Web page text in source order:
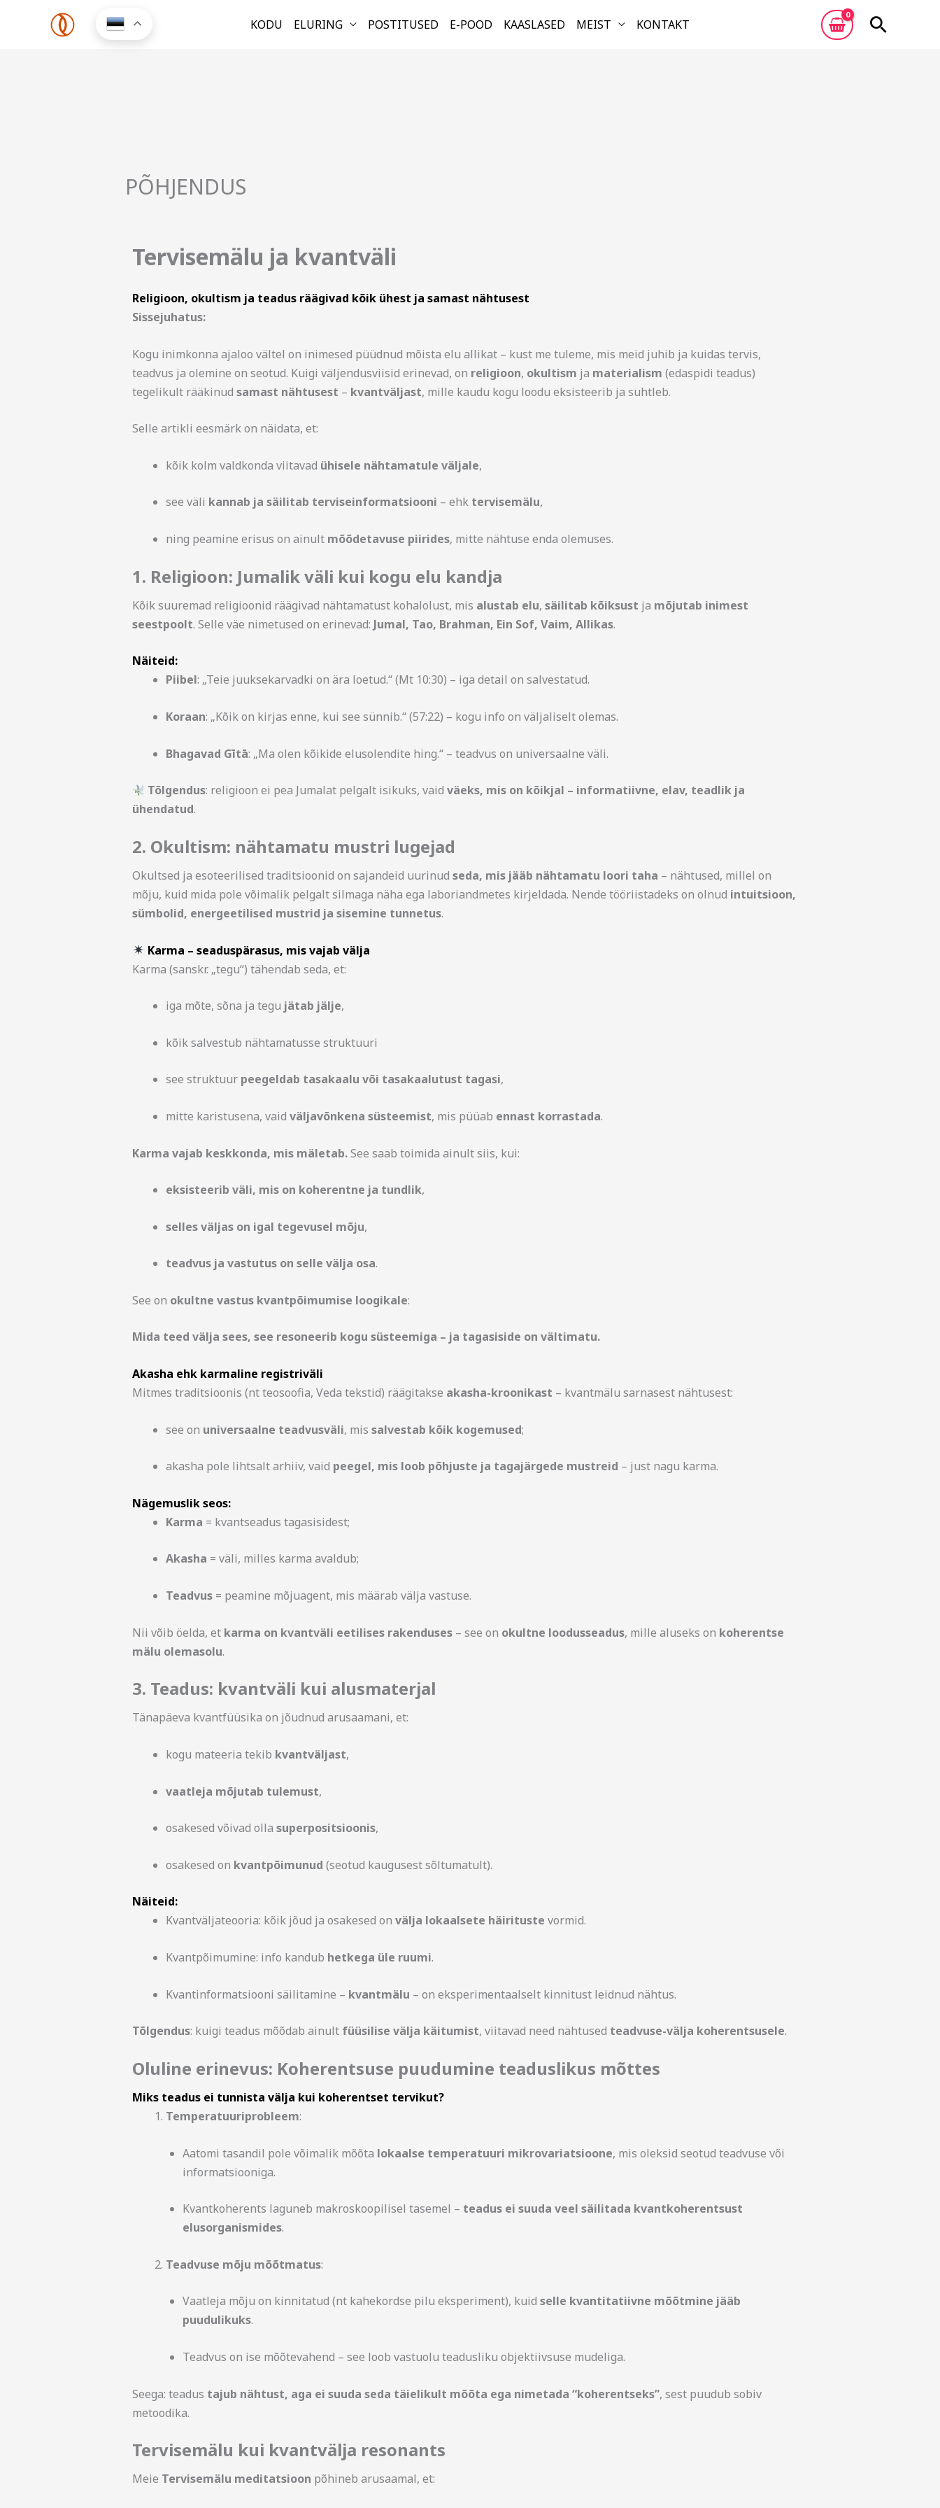
KODU ELURING POSTITUSED E-POOD KAASLASED MEIST KONTAKT Otsi
PÕHJENDUS
Tervisemälu ja kvantväli
Religioon, okultism ja teadus räägivad kõik ühest ja samast nähtusest
Sissejuhatus:
Kogu inimkonna ajaloo vältel on inimesed püüdnud mõista elu allikat – kust me tuleme, mis meid juhib ja kuidas tervis,
teadvus ja olemine on seotud. Kuigi väljendusviisid erinevad, on religioon, okultism ja materialism (edaspidi teadus)
tegelikult rääkinud samast nähtusest – kvantväljast, mille kaudu kogu loodu eksisteerib ja suhtleb.
Selle artikli eesmärk on näidata, et:
kõik kolm valdkonda viitavad ühisele nähtamatule väljale,
see väli kannab ja säilitab terviseinformatsiooni – ehk tervisemälu,
ning peamine erisus on ainult mõõdetavuse piirides, mitte nähtuse enda olemuses.
1. Religioon: Jumalik väli kui kogu elu kandja
Kõik suuremad religioonid räägivad nähtamatust kohalolust, mis alustab elu, säilitab kõiksust ja mõjutab inimest
seestpoolt. Selle väe nimetused on erinevad: Jumal, Tao, Brahman, Ein Sof, Vaim, Allikas.
Näiteid:
Piibel: „Teie juuksekarvadki on ära loetud.“ (Mt 10:30) – iga detail on salvestatud.
Koraan: „Kõik on kirjas enne, kui see sünnib.“ (57:22) – kogu info on väljaliselt olemas.
Bhagavad Gītā: „Ma olen kõikide elusolendite hing.“ – teadvus on universaalne väli.
Tõlgendus: religioon ei pea Jumalat pelgalt isikuks, vaid väeks, mis on kõikjal – informatiivne, elav, teadlik ja
ühendatud.
2. Okultism: nähtamatu mustri lugejad
Okultsed ja esoteerilised traditsioonid on sajandeid uurinud seda, mis jääb nähtamatu loori taha – nähtused, millel on
mõju, kuid mida pole võimalik pelgalt silmaga näha ega laboriandmetes kirjeldada. Nende tööriistadeks on olnud intuitsioon,
sümbolid, energeetilised mustrid ja sisemine tunnetus.
Karma – seaduspärasus, mis vajab välja
Karma (sanskr. „tegu“) tähendab seda, et:
iga mõte, sõna ja tegu jätab jälje,
kõik salvestub nähtamatusse struktuuri
see struktuur peegeldab tasakaalu või tasakaalutust tagasi,
mitte karistusena, vaid väljavõnkena süsteemist, mis püüab ennast korrastada.
Karma vajab keskkonda, mis mäletab.See saab toimida ainult siis, kui:
eksisteerib väli, mis on koherentne ja tundlik,
selles väljas on igal tegevusel mõju,
teadvus ja vastutus on selle välja osa.
See on okultne vastus kvantpõimumise loogikale:
Mida teed välja sees, see resoneerib kogu süsteemiga – ja tagasiside on vältimatu.
Akasha ehk karmaline registriväli
Mitmes traditsioonis (nt teosoofia, Veda tekstid) räägitakse akasha-kroonikast – kvantmälu sarnasest nähtusest:
see on universaalne teadvusväli, mis salvestab kõik kogemused;
akasha pole lihtsalt arhiiv, vaid peegel, mis loob põhjuste ja tagajärgede mustreid – just nagu karma.
Nägemuslik seos:
Karma = kvantseadus tagasisidest;
Akasha = väli, milles karma avaldub;
Teadvus= peamine mõjuagent, mis määrab välja vastuse.
Nii võib öelda, et karma on kvantväli eetilises rakenduses– see on okultne loodusseadus, mille aluseks on koherentse
mälu olemasolu.
3. Teadus: kvantväli kui alusmaterjal
Tänapäeva kvantfüüsika on jõudnud arusaamani, et:
kogu mateeria tekib kvantväljast,
vaatleja mõjutab tulemust,
osakesed võivad olla superpositsioonis,
osakesed on kvantpõimunud (seotud kaugusest sõltumatult).
Näiteid:
Kvantväljateooria: kõik jõud ja osakesed on välja lokaalsete häirituste vormid.
Kvantpõimumine: info kandub hetkega üle ruumi.
Kvantinformatsiooni säilitamine – kvantmälu – on eksperimentaalselt kinnitust leidnud nähtus.
Tõlgendus: kuigi teadus mõõdab ainult füüsilise välja käitumist, viitavad need nähtused teadvuse-välja koherentsusele.
Oluline erinevus: Koherentsuse puudumine teaduslikus mõttes
Miks teadus ei tunnista välja kui koherentset tervikut?
Temperatuuriprobleem:
Aatomi tasandil pole võimalik mõõta lokaalse temperatuuri mikrovariatsioone, mis oleksid seotud teadvuse või
informatsiooniga.
Kvantkoherents laguneb makroskoopilisel tasemel – teadus ei suuda veel säilitada kvantkoherentsust
elusorganismides.
Teadvuse mõju mõõtmatus:
Vaatleja mõju on kinnitatud (nt kahekordse pilu eksperiment), kuid selle kvantitatiivne mõõtmine jääb
puudulikuks.
Teadvus on ise mõõtevahend – see loob vastuolu teadusliku objektiivsuse mudeliga.
Seega: teadus tajub nähtust, aga ei suuda seda täielikult mõõta ega nimetada “koherentseks”, sest puudub sobiv
metoodika.
Tervisemälu kui kvantvälja resonants
Meie Tervisemälu meditatsioon põhineb arusaamal, et: